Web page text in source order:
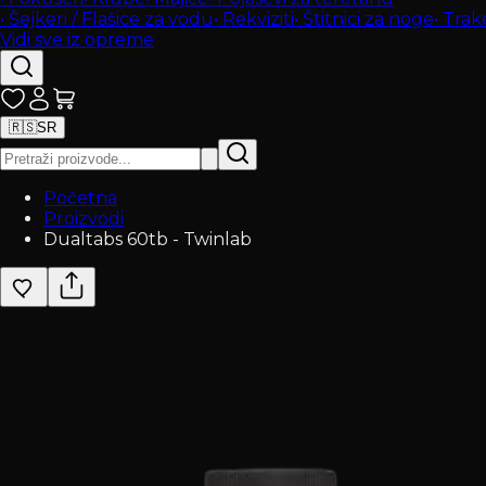
• Šejkeri / Flašice za vodu• Rekviziti• Štitnici za noge•
Vidi sve iz opreme
🇷🇸SR
Početna
Proizvodi
Dualtabs 60tb - Twinlab